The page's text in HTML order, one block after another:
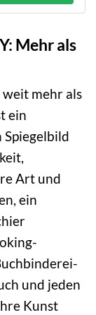
Mehr als
mehr als
ein
Art und
ein
und jeden
Kunst